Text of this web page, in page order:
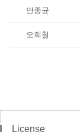
안종균
오희철
License